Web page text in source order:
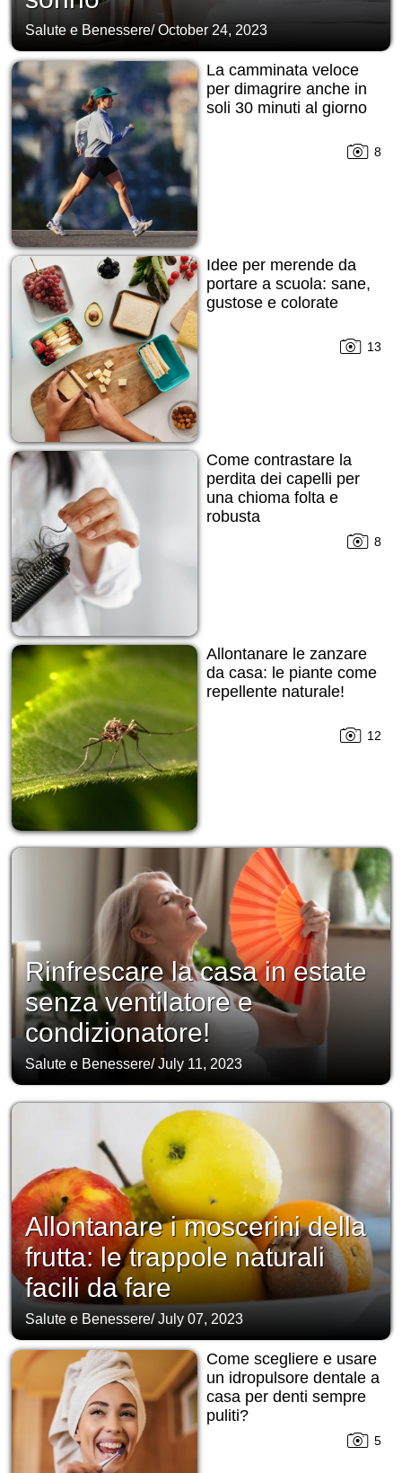
Salute e Benessere/October 24, 2023
La camminata veloce
per dimagrire anche in
soli 30 minuti al giorno
8
Idee per merende da
portare a scuola: sane,
gustose e colorate
13
Come contrastare la
perdita dei capelli per
una chioma folta e
robusta
8
Allontanare le zanzare
da casa: le piante come
repellente naturale!
12
Rinfrescare la casa in estate
senza ventilatore e
condizionatore!
Salute e Benessere/July 11, 2023
Allontanare i moscerini della
frutta: le trappole naturali
facili da fare
Salute e Benessere/July 07, 2023
Come scegliere e usare
un idropulsore dentale a
casa per denti sempre
puliti?
5